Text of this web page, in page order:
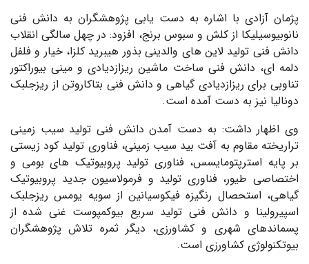
پژمان آزادی با اشاره به دست یابی پژوهشگران به دانش فنی
نانوبیوسیلیکا از کلش و سبوس برنج، افزود: در چهل سالگی انقلاب
دانش فنی تولید لاین های والدینی بذور هیبرید کلزا، خیار و فلفل
دلمه ای، دانش فنی ساخت ماشین ریزازدیادی و مینی بیوراکتور
تناوبی برای ریزازدیادی گیاهی و دانش فنی بتاکاروتن از ریزجلبک
دونالیا نیز به دست آمده است.
وی اظهار داشت: به دست آمدن دانش فنی تولید سیب زمینی
تراریخته مقاوم به آفت بید سیب زمینی، فناوری تولید کود زیستی
بر پایه استرپتومایسس، فناوری تولید پروبیوتیک های بومی و
اختصاصی طیور، فناوری تولید و فرمولاسیون جدید پروبیوتیک
گیاهی، استحصال رنگیزه فیکوسیانین از سویه یومس ریزجلبک
اسپیرولینا و دانش فنی تولید سریع بیوکمپوست غنی شده از
پسماندهای شهری و کشاورزی، دیگر ثمره تلاش پژوهشگران
بیوتکنولوژی کشاورزی است.